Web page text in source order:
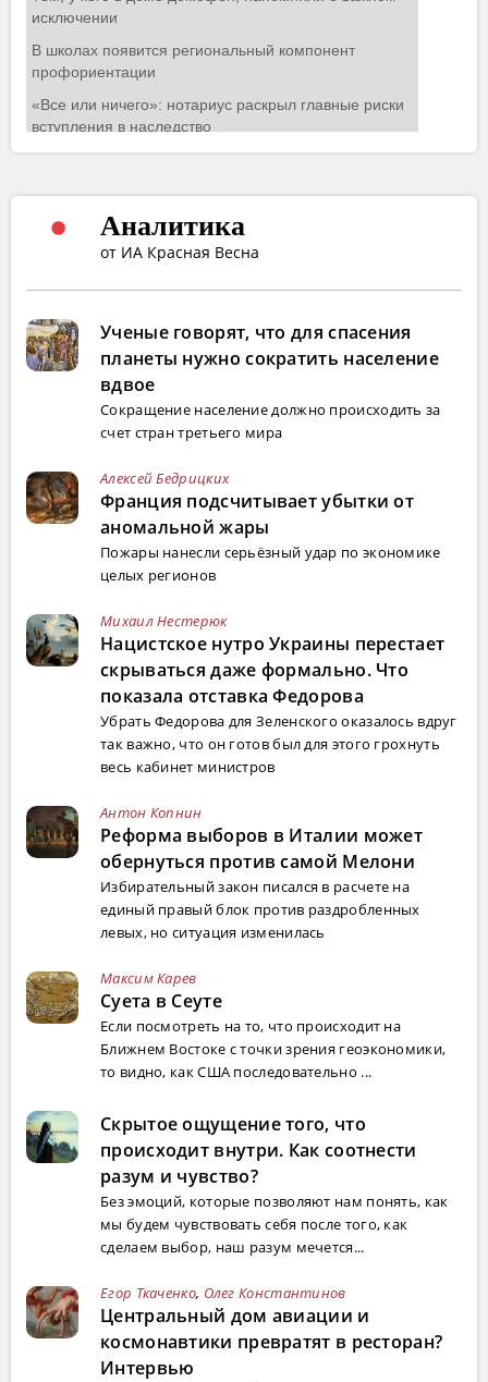
Аналитика
от ИА Красная Весна
Ученые говорят, что для спасения
планеты нужно сократить население
вдвое
Сокращение население должно происходить за
счет стран третьего мира
Алексей Бедрицких
Франция подсчитывает убытки от
аномальной жары
Пожары нанесли серьёзный удар по экономике
целых регионов
Михаил Нестерюк
Нацистское нутро Украины перестает
скрываться даже формально. Что
показала отставка Федорова
Убрать Федорова для Зеленского оказалось вдруг
так важно, что он готов был для этого грохнуть
весь кабинет министров
Антон Копнин
Реформа выборов в Италии может
обернуться против самой Мелони
Избирательный закон писался в расчете на
единый правый блок против раздробленных
левых, но ситуация изменилась
Максим Карев
Суета в Сеуте
Если посмотреть на то, что происходит на
Ближнем Востоке с точки зрения геоэкономики,
то видно, как США последовательно ...
Скрытое ощущение того, что
происходит внутри. Как соотнести
разум и чувство?
Без эмоций, которые позволяют нам понять, как
мы будем чувствовать себя после того, как
сделаем выбор, наш разум мечется...
Егор Ткаченко, Олег Константинов
Центральный дом авиации и
космонавтики превратят в ресторан?
Интервью